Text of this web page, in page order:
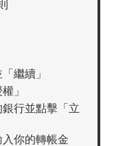
繼續」
」
行並點擊「立
你的轉帳金